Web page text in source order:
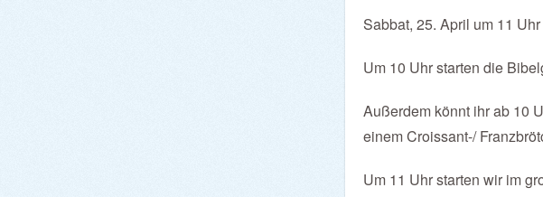
Sabbat, 25. April um 11
Um 10 Uhr starten die
Außerdem könnt ihr ab 10
einem Croissant-/
Um 11 Uhr starten wir im